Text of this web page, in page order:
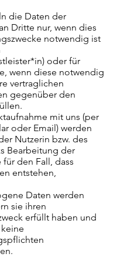
die Daten der
Dritte nur, wenn dies
notwendig ist
oder für
wenn diese notwendig
vertraglichen
gegenüber den
mit uns (per
oder Email) werden
Nutzerin bzw. des
Bearbeitung der
den Fall, dass
entstehen,
Daten werden
sie ihren
erfüllt haben und